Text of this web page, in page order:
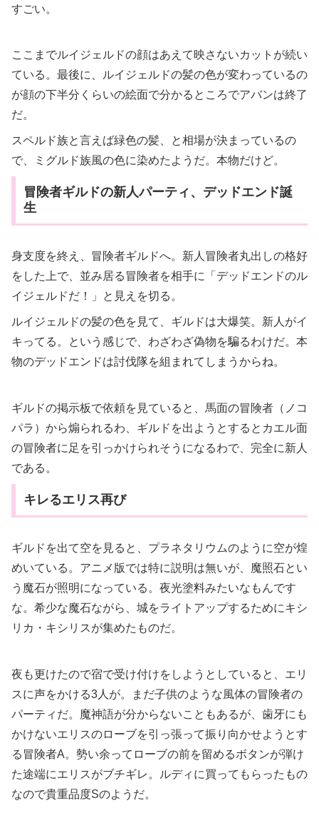
すごい。
ここまでルイジェルドの顔はあえて映さないカットが続い
ている。最後に、ルイジェルドの髪の色が変わっているの
が顔の下半分くらいの絵面で分かるところでアバンは終了
だ。
スペルド族と言えば緑色の髪、と相場が決まっているの
で、ミグルド族風の色に染めたようだ。本物だけど。
冒険者ギルドの新人パーティ、デッドエンド誕
生
身支度を終え、冒険者ギルドへ。新人冒険者丸出しの格好
をした上で、並み居る冒険者を相手に「デッドエンドのル
イジェルドだ！」と見えを切る。
ルイジェルドの髪の色を見て、ギルドは大爆笑。新人がイ
キってる。という感じで、わざわざ偽物を騙るわけだ。本
物のデッドエンドは討伐隊を組まれてしまうからね。
ギルドの掲示板で依頼を見ていると、馬面の冒険者（ノコ
パラ）から煽られるわ、ギルドを出ようとするとカエル面
の冒険者に足を引っかけられそうになるわで、完全に新人
である。
キレるエリス再び
ギルドを出て空を見ると、プラネタリウムのように空が煌
めいている。アニメ版では特に説明は無いが、魔照石とい
う魔石が照明になっている。夜光塗料みたいなもんです
な。希少な魔石ながら、城をライトアップするためにキシ
リカ・キシリスが集めたものだ。
夜も更けたので宿で受け付けをしようとしていると、エリ
スに声をかける3人が。まだ子供のような風体の冒険者の
パーティだ。魔神語が分からないこともあるが、歯牙にも
かけないエリスのローブを引っ張って振り向かせようとす
る冒険者A。勢い余ってローブの前を留めるボタンが弾け
た途端にエリスがブチギレ。ルディに買ってもらったもの
なので貴重品度Sのようだ。